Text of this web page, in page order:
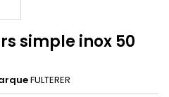
simple inox 50
FULTERER